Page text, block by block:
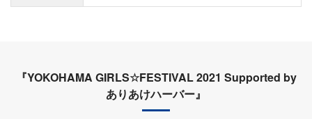
『YOKOHAMA GIRLS☆FESTIVAL 2021 Supported by
ありあけハーバー』